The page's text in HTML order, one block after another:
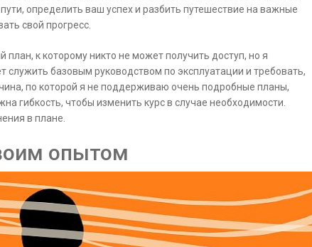
определить ваш успех и разбить путешествие на важные
свой прогресс.
план, к которому никто не может получить доступ, но я
базовым руководством по эксплуатации и требовать,
по которой я не поддерживаю очень подробные планы,
гибкость, чтобы изменить курс в случае необходимости.
в плане.
опытом